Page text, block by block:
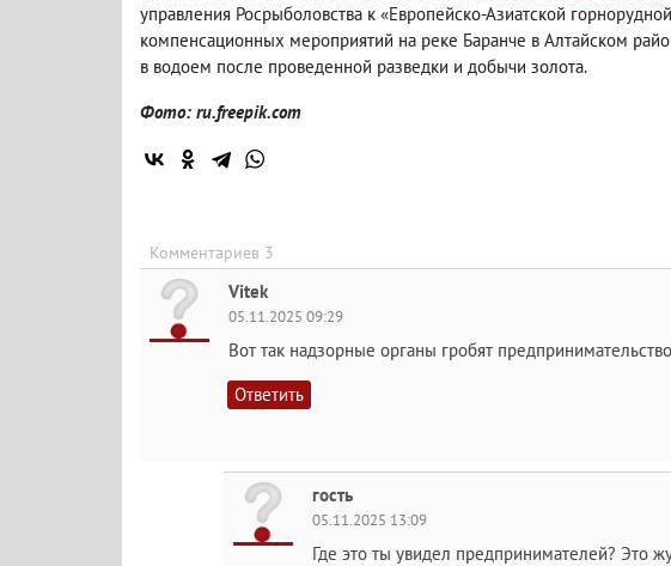
управления Росрыболовства к «Европейско-Азиатской
компенсационных мероприятий на реке Баранче в Алтайском
в водоем после проведенной разведки и добычи золота.
Фото: ru.freepik.com
Комментариев 3
Vitek
05.11.2025 09:29
Вот так надзорные органы гробят
Ответить
гость
05.11.2025 13:09
Где это ты увидел предпринимателей? Это